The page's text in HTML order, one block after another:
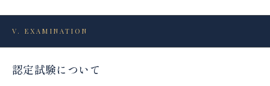
V. EXAMINATION
認定試験について